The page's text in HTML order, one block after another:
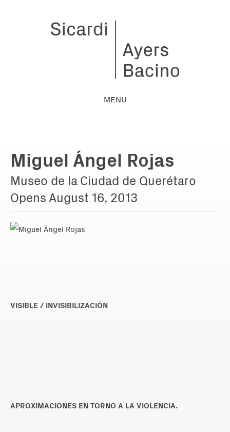
MENU
Miguel Ángel Rojas
Museo de la Ciudad de Querétaro
Opens August 16, 2013
VISIBLE / INVISIBILIZACIÓN
APROXIMACIONES EN TORNO A LA VIOLENCIA.